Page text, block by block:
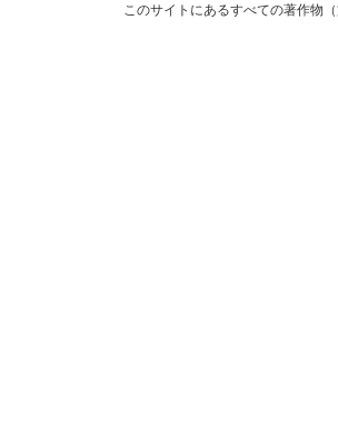
このサイトにあるすべての著作物